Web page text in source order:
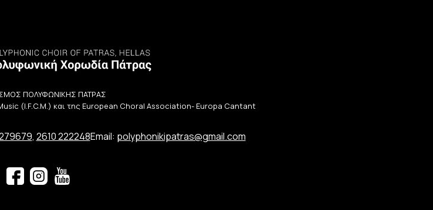
ΠΟΛΥΦΩΝΙΚΗΣ ΠΑΤΡΑΣ
(I.F.C.M.) και της European Choral Association- Europa Cantant
, 2610 222248Email: polyphonikipatras@gmail.com